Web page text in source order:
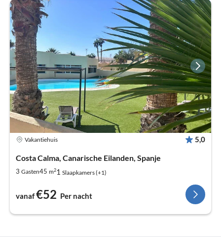
Vakantiehuis 5,0
Costa Calma, Canarische Eilanden, Spanje
3 Gasten45 m21 Slaapkamers (+1)
vanaf€52 Per nacht